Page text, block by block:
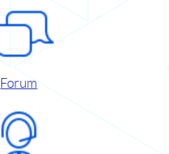
Forum